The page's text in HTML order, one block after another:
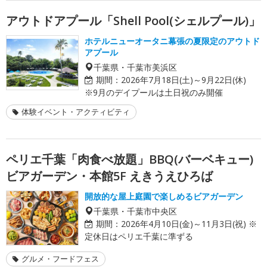
アウトドアプール「Shell Pool(シェルプール)」
ホテルニューオータニ幕張の夏限定のアウトド
アプール
千葉県・千葉市美浜区
期間： 2026年7月18日(土)～9月22日(休)
※9月のデイプールは土日祝のみ開催
体験イベント・アクティビティ
ペリエ千葉「肉食べ放題」BBQ(バーベキュー)
ビアガーデン・本館5F えきうえひろば
開放的な屋上庭園で楽しめるビアガーデン
千葉県・千葉市中央区
期間： 2026年4月10日(金)～11月3日(祝) ※
定休日はペリエ千葉に準ずる
グルメ・フードフェス